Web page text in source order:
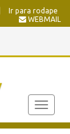
Ir para rodape
WEBMAIL
Toggle